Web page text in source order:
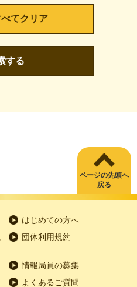
する
ページの先頭へ
戻る
はじめての方へ
団体利用規約
情報局員の募集
よくあるご質問